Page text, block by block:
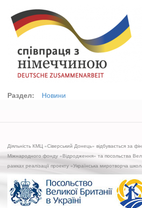
Раздел: Новини
Діяльність КМЦ «Сіверський Донець» відбувається за
Міжнародного фонду «Відродження» та посольства
рамках реалізації проекту «Українська миротворча